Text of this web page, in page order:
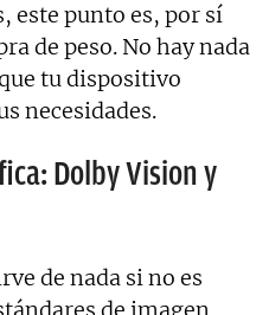
este punto es, por sí
de peso. No hay nada
tu dispositivo
necesidades.
Dolby Vision y
de nada si no es